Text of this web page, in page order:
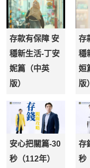
存款有保障 安
穩新生活-丁安
妮篇（中英
版）
存
穩
姮
版）
安心把關篇-30
秒（112年）
存
秒